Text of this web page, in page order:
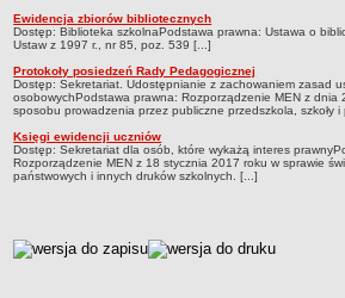
Ewidencja zbiorów bibliotecznych
Dostęp: Biblioteka szkolnaPodstawa prawna: Ustawa o
Ustaw z 1997 r., nr 85, poz. 539 [...]
Protokoły posiedzeń Rady Pedagogicznej
Dostęp: Sekretariat. Udostępnianie z zachowaniem zasad
osobowychPodstawa prawna: Rozporządzenie MEN z dnia
sposobu prowadzenia przez publiczne przedszkola, szkoły
Księgi ewidencji uczniów
Dostęp: Sekretariat dla osób, które wykażą interes
Rozporządzenie MEN z 18 stycznia 2017 roku w sprawie
państwowych i innych druków szkolnych. [...]
metryczka